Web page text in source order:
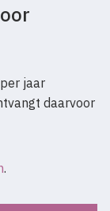
jaar
daarvoor
.